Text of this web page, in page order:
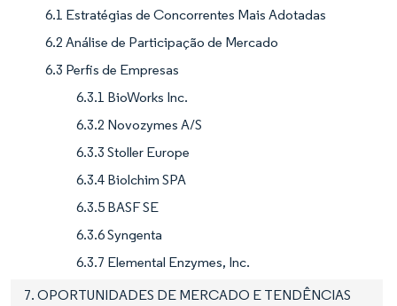
6.1 Estratégias de Concorrentes Mais Adotadas
6.2 Análise de Participação de Mercado
6.3 Perfis de Empresas
6.3.1 BioWorks Inc.
6.3.2 Novozymes A/S
6.3.3 Stoller Europe
6.3.4 Biolchim SPA
6.3.5 BASF SE
6.3.6 Syngenta
6.3.7 Elemental Enzymes, Inc.
7. OPORTUNIDADES DE MERCADO E TENDÊNCIAS